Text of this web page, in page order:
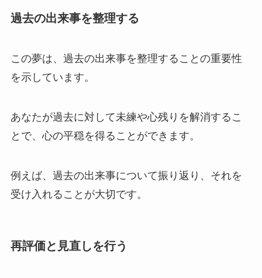
過去の出来事を整理する
この夢は、過去の出来事を整理することの重要性
を示しています。
あなたが過去に対して未練や心残りを解消するこ
とで、心の平穏を得ることができます。
例えば、過去の出来事について振り返り、それを
受け入れることが大切です。
再評価と見直しを行う